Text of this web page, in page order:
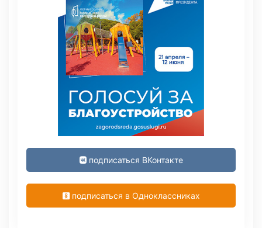
подписаться ВКонтакте
подписаться в Одноклассниках